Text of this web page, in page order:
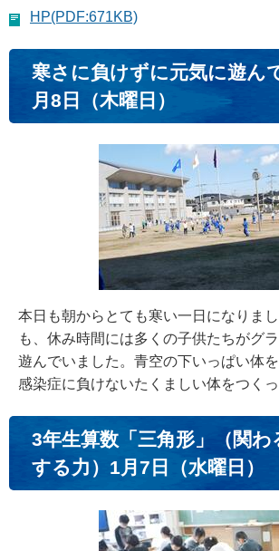
HP(PDF:671KB)
寒さに負けずに元気に遊ん
月8日（木曜日）
本日も朝からとても寒い一日になりま
も、休み時間には多くの子供たちがグ
遊んでいました。青空の下いっぱい体
感染症に負けないたくましい体をつくっ
3年生算数「三角形」（関わ
する力）1月7日（水曜日）